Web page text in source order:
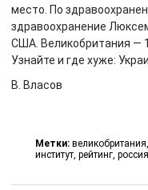
место. По
здравоохранение
США. Великобритания —
Узнайте и где хуже:
В. Власов
Метки: великобритания,
институт, рейтинг, россия